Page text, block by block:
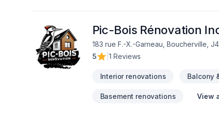
votre satisfaction.
Pic-Bois Rénovation
183 rue F.-X.-Garneau, Boucherville,
5
1 Reviews
Interior renovations Balcony
Basement renovations View